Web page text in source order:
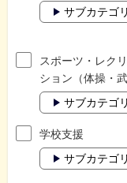
サブカテゴ
スポーツ・レク
ション（体操・武
サブカテゴ
学校支援
サブカテゴ